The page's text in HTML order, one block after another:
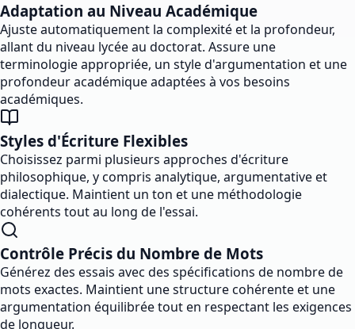
Adaptation au Niveau Académique
Ajuste automatiquement la complexité et la profondeur,
allant du niveau lycée au doctorat. Assure une
terminologie appropriée, un style d'argumentation et une
profondeur académique adaptées à vos besoins
académiques.
Styles d'Écriture Flexibles
Choisissez parmi plusieurs approches d'écriture
philosophique, y compris analytique, argumentative et
dialectique. Maintient un ton et une méthodologie
cohérents tout au long de l'essai.
Contrôle Précis du Nombre de Mots
Générez des essais avec des spécifications de nombre de
mots exactes. Maintient une structure cohérente et une
argumentation équilibrée tout en respectant les exigences
de longueur.